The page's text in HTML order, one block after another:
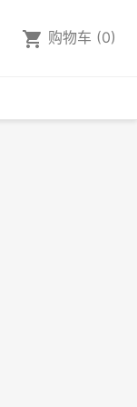
shopping_cart 购物车 (0)